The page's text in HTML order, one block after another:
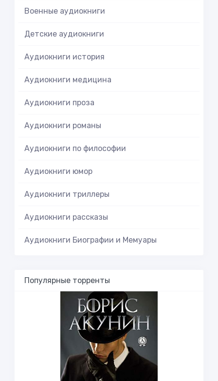
Военные аудиокниги
Детские аудиокниги
Аудиокниги история
Аудиокниги медицина
Аудиокниги проза
Аудиокниги романы
Аудиокниги по философии
Аудиокниги юмор
Аудиокниги триллеры
Аудиокниги рассказы
Аудиокниги Биографии и Мемуары
Популярные торренты